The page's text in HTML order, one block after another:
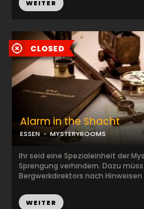
WEITER
Alarm in the Shacht
ESSEN MYSTERYROOMS
Ihr seid eine Spezialeinheit der
Sprengung verhindern. Dazu
Bergwerkdirektors nach Hinweisen
WEITER